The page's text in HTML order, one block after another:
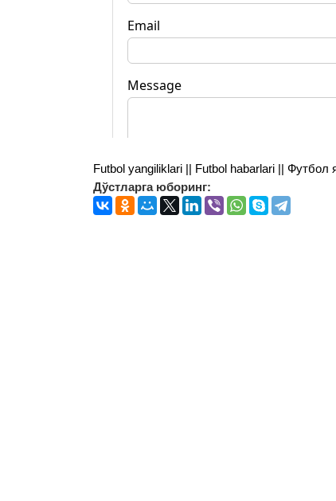
Futbol yangiliklari || Futbol habarlari || Футбол
Дўстларга юборинг: